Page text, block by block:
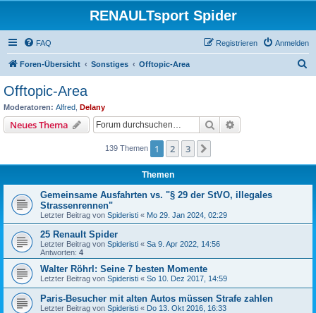
RENAULTsport Spider
FAQ Anmelden
Registrieren
Foren-Übersicht Sonstiges Offtopic-Area
Offtopic-Area
Moderatoren: Alfred Delany
Neues Thema Suche
139 Themen 1 2 3
Themen
Gemeinsame Ausfahrten vs. "§ 29 der StVO, illegales
Strassenrennen"
Letzter Beitrag von Spideristi « Mo 29. Jan 2024, 02:29
25 Renault Spider
Letzter Beitrag von Spideristi « Sa 9. Apr 2022, 14:56
Antworten: 4
Walter Röhrl: Seine 7 besten Momente
Letzter Beitrag von Spideristi « So 10. Dez 2017, 14:59
Paris-Besucher mit alten Autos müssen Strafe zahlen
Letzter Beitrag von Spideristi « Do 13. Okt 2016, 16:33